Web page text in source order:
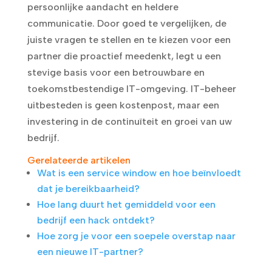
persoonlijke aandacht en heldere
communicatie. Door goed te vergelijken, de
juiste vragen te stellen en te kiezen voor een
partner die proactief meedenkt, legt u een
stevige basis voor een betrouwbare en
toekomstbestendige IT-omgeving. IT-beheer
uitbesteden is geen kostenpost, maar een
investering in de continuïteit en groei van uw
bedrijf.
Gerelateerde artikelen
Wat is een service window en hoe beïnvloedt
dat je bereikbaarheid?
Hoe lang duurt het gemiddeld voor een
bedrijf een hack ontdekt?
Hoe zorg je voor een soepele overstap naar
een nieuwe IT-partner?